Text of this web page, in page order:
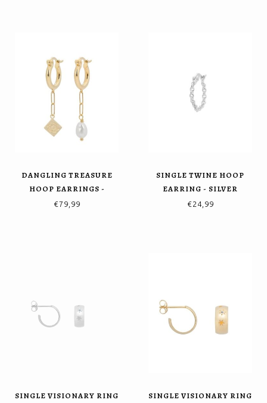
DANGLING TREASURE
HOOP EARRINGS -
GOLDPLATED
€79,99
SINGLE TWINE HOOP
EARRING - SILVER
€24,99
SINGLE VISIONARY RING
SINGLE VISIONARY RING